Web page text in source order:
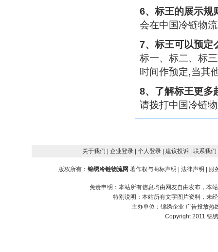
6、标王的展示规
会在中国冷链物
7、标王可以预定
标一、标二、标
时间作预定,当其
8、了解标王更多
请拨打中国冷链
关于我们 | 企业登录 | 个人登录 | 建议投诉 | 联系我们
版权所有： 锦绣冷链物流网 著作权与商标声明 | 法律声明 | 服
免责申明：本站所有信息均由网友自由发布，本
特别说明：本站所有文字图片资料，未
主办单位： 锦绣企业 广告投放热
Copyright 2011 锦